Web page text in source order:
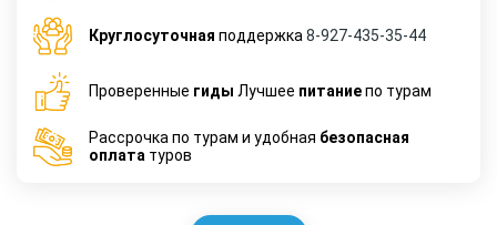
Круглосуточная поддержка 8-927-435-35-44
Проверенные гиды Лучшее питаниепо турам
Рассрочка по турам и удобная безопасная
оплата туров